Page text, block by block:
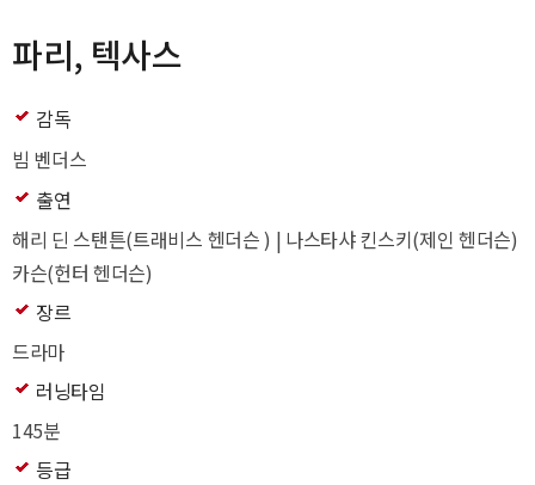
파리, 텍사스
감독
빔 벤더스
출연
해리 딘 스탠튼(트래비스 헨더슨 ) | 나스타샤 킨스키(제인 헨더슨) |
카슨(헌터 헨더슨)
장르
드라마
러닝타임
145분
등급